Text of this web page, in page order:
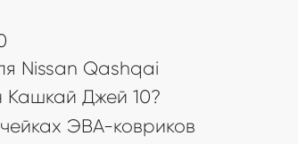
Nissan Qashqai
Джей 10?
ЭВА-ковриков